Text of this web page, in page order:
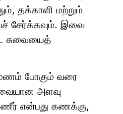
தக்காளி மற்றும்
சேர்க்கவும். இவை
சுவையைத்
போகும் வரை
அளவு
என்பது கணக்கு,